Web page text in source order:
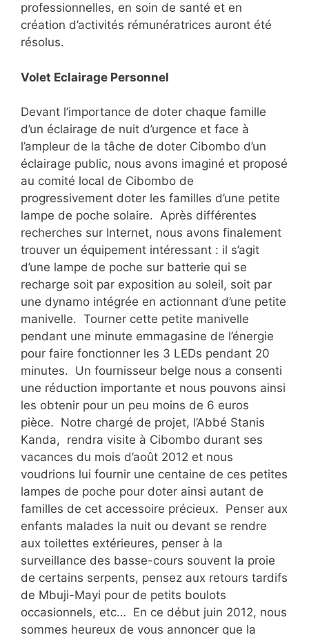
professionnelles, en soin de santé et en
création d’activités rémunératrices auront été
résolus.
Volet Eclairage Personnel
Devant l’importance de doter chaque famille
d’un éclairage de nuit d’urgence et face à
l’ampleur de la tâche de doter Cibombo d’un
éclairage public, nous avons imaginé et proposé
au comité local de Cibombo de
progressivement doter les familles d’une petite
lampe de poche solaire. Après différentes
recherches sur Internet, nous avons finalement
trouver un équipement intéressant : il s’agit
d’une lampe de poche sur batterie qui se
recharge soit par exposition au soleil, soit par
une dynamo intégrée en actionnant d’une petite
manivelle. Tourner cette petite manivelle
pendant une minute emmagasine de l’énergie
pour faire fonctionner les 3 LEDs pendant 20
minutes. Un fournisseur belge nous a consenti
une réduction importante et nous pouvons ainsi
les obtenir pour un peu moins de 6 euros
pièce. Notre chargé de projet, l’Abbé Stanis
Kanda, rendra visite à Cibombo durant ses
vacances du mois d’août 2012 et nous
voudrions lui fournir une centaine de ces petites
lampes de poche pour doter ainsi autant de
familles de cet accessoire précieux. Penser aux
enfants malades la nuit ou devant se rendre
aux toilettes extérieures, penser à la
surveillance des basse-cours souvent la proie
de certains serpents, pensez aux retours tardifs
de Mbuji-Mayi pour de petits boulots
occasionnels, etc… En ce début juin 2012, nous
sommes heureux de vous annoncer que la